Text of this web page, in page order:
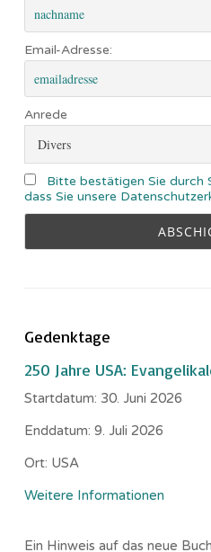
Email-Adresse:
Anrede
Bitte bestätigen Sie durch
dass Sie unsere
Gedenktage
250 Jahre USA:
Startdatum: 30. Juni 2026
Enddatum: 9. Juli 2026
Ort: USA
Weitere Informationen
Ein Hinweis auf das neue